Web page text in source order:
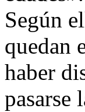
Según
quedan
haber
pasarse